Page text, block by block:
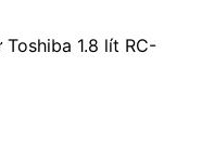
1.8 lít RC-